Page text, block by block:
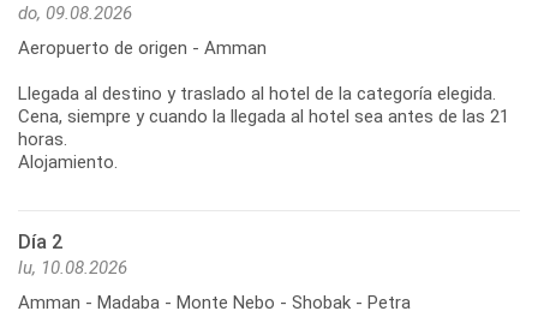
do, 09.08.2026
Aeropuerto de origen - Amman
Llegada al destino y traslado al hotel de la categoría elegida.
Cena, siempre y cuando la llegada al hotel sea antes de las 21
horas.
Alojamiento.
Día 2
lu, 10.08.2026
Amman - Madaba - Monte Nebo - Shobak - Petra